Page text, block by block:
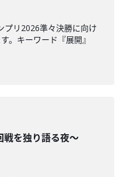
プリ2026準々決勝に向け
。キーワード『展開』
を独り語る夜〜